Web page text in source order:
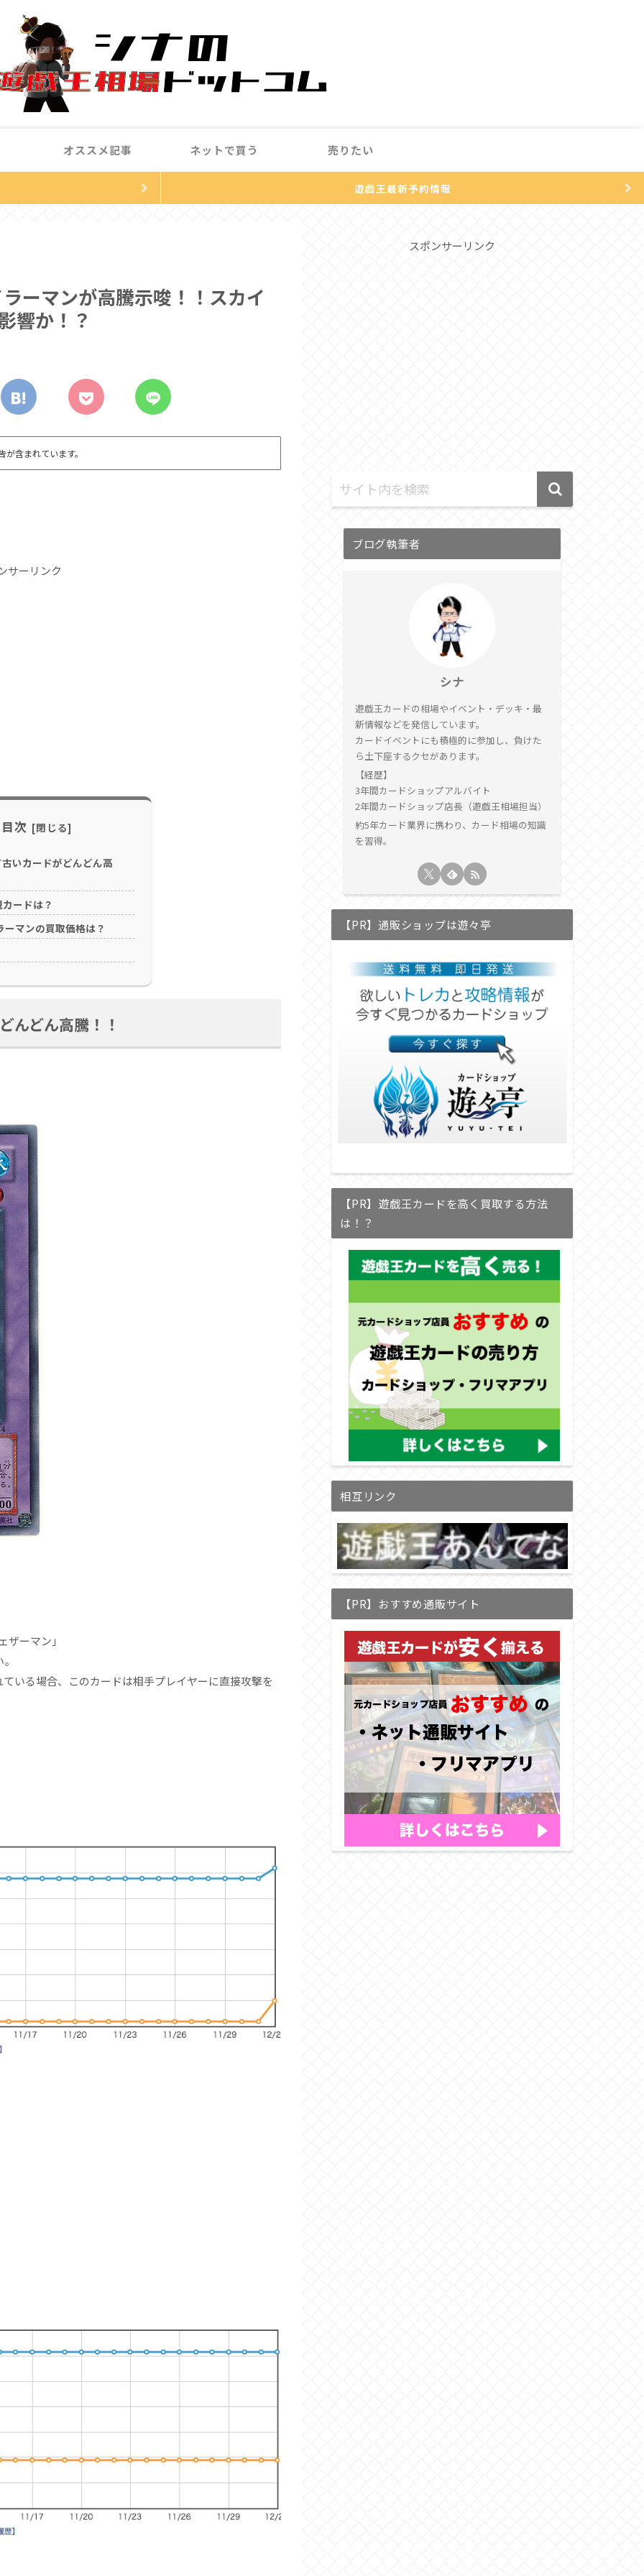
オススメ記事 ネットで買う 売りたい
遊戯王最新予約情報
ーマンが高騰示唆！！スカイ
響か！？
が含まれています。
サーリンク
目次
いカードがどんどん高
ードは？
マンの買取価格は？
んどん高騰！！
ーマン」
いる場合、このカードは相手プレイヤーに直接攻撃を
スポンサーリンク
ブログ執筆者
シナ
遊戯王カードの相場やイベント・デッキ・最
新情報などを発信しています。
カードイベントにも積極的に参加し、負けた
ら土下座するクセがあります。
【経歴】
3年間カードショップアルバイト
2年間カードショップ店長（遊戯王相場担当）
約5年カード業界に携わり、カード相場の知識
を習得。
【PR】通販ショップは遊々亭
【PR】遊戯王カードを高く買取する方法
は！？
相互リンク
【PR】おすすめ通販サイト